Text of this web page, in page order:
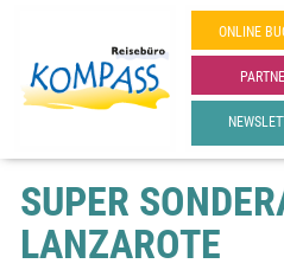
ONLINE­
SUPER
LANZAROTE